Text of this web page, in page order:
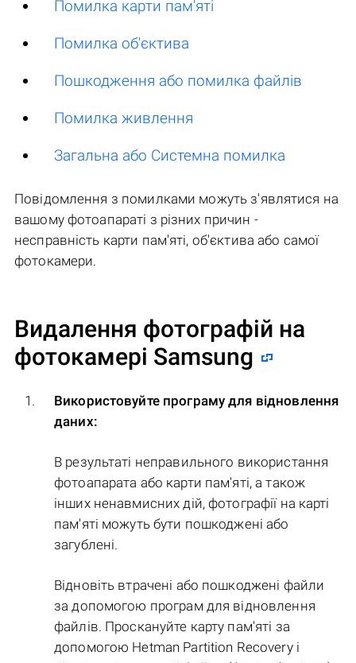
Помилка карти пам'яті
Помилка об'єктива
Пошкодження або помилка файлів
Помилка живлення
Загальна або Системна помилка
Повідомлення з помилками можуть з'являтися на
вашому фотоапараті з різних причин -
несправність карти пам'яті, об'єктива або самої
фотокамери.
Видалення фотографій на
фотокамері Samsung
Використовуйте програму для відновлення
даних:
В результаті неправильного використання
фотоапарата або карти пам'яті, а також
інших ненавмисних дій, фотографії на карті
пам'яті можуть бути пошкоджені або
загублені.
Відновіть втрачені або пошкоджені файли
за допомогою програм для відновлення
файлів. Проскануйте карту пам'яті за
допомогою Hetman Partition Recovery і